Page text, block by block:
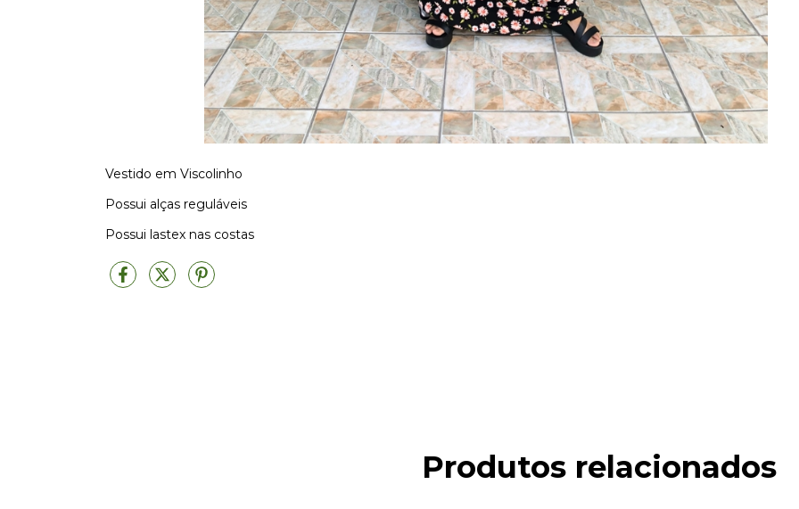
Vestido em Viscolinho
Possui alças reguláveis
Possui lastex nas costas
Produtos relacionados